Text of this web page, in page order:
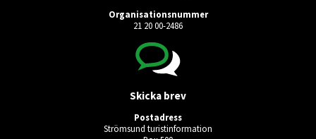
Organisationsnummer
21 20 00-2486
Skicka brev
Postadress
Strömsund turistinformation